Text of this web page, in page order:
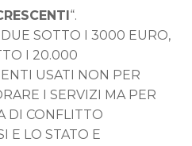
“.
SOTTO I 3000 EURO,
I 20.000
USATI NON PER
I SERVIZI MA PER
DI CONFLITTO
E LO STATO E